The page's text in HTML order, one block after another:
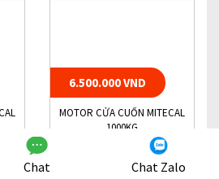
6.500.000 VND
MOTOR CỬA CUỐN MITECAL
1000KG
Chi tiết
Chat Chat Zalo